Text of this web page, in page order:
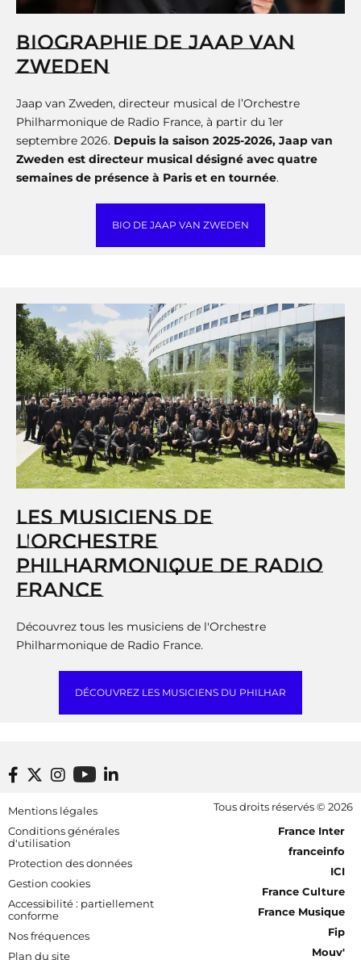
BIOGRAPHIE DE JAAP VAN
ZWEDEN
Jaap van Zweden, directeur musical de l’Orchestre
Philharmonique de Radio France, à partir du 1er
septembre 2026. Depuis la saison 2025-2026, Jaap van
Zweden est directeur musical désigné avec quatre
semaines de présence à Paris et en tournée.
BIO DE JAAP VAN ZWEDEN
LES MUSICIENS DE
L'ORCHESTRE
PHILHARMONIQUE DE RADIO
FRANCE
Découvrez tous les musiciens de l'Orchestre
Philharmonique de Radio France.
DÉCOUVREZ LES MUSICIENS DU PHILHAR
Footer bottom
Mentions légales
Conditions générales
d'utilisation
Protection des données
Gestion cookies
Accessibilité : partiellement
conforme
Nos fréquences
Plan du site
Tous droits réservés © 2026
[RDF] Pied de page - Mobile
France Inter
franceinfo
ICI
France Culture
France Musique
Fip
Mouv'